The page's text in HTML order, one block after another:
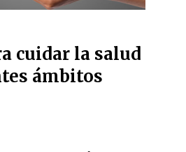
cuidar la salud
ámbitos